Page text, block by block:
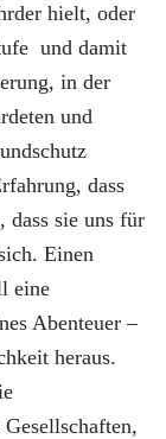
hielt, oder
und damit
in der
und
dass
dass sie uns für
Einen
eine
Abenteuer –
heraus.